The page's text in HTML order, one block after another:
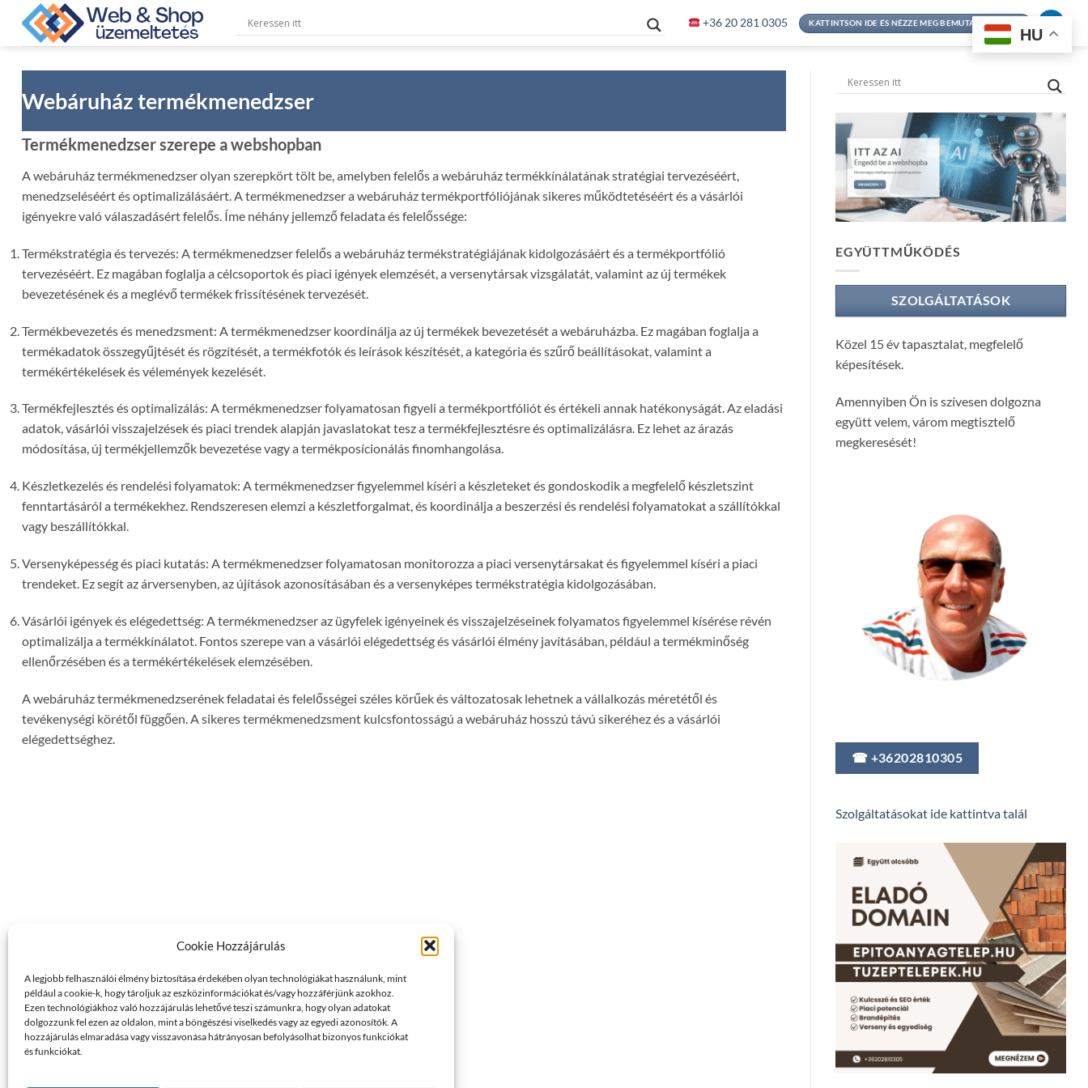
Cookie Hozzájárulás
A legjobb felhasználói élmény biztosítása érdekében olyan technológiákat használunk, mint
például a cookie-k, hogy tároljuk az eszközinformációkat és/vagy hozzáférjünk azokhoz.
Ezen technológiákhoz való hozzájárulás lehetővé teszi számunkra, hogy olyan adatokat
dolgozzunk fel ezen az oldalon, mint a böngészési viselkedés vagy az egyedi azonosítók. A
hozzájárulás elmaradása vagy visszavonása hátrányosan befolyásolhat bizonyos funkciókat
és funkciókat.
content
+36 20 281 0305 KATTINTSON IDE ÉS NÉZZE MEG BEMUTATKOZÁSOM
Webáruház termékmenedzser
Termékmenedzser szerepe a webshopban
A webáruház termékmenedzser olyan szerepkört tölt be, amelyben felelős a webáruház termékkínálatának stratégiai tervezéséért,
menedzseléséért és optimalizálásáért. A termékmenedzser a webáruház termékportfóliójának sikeres működtetéséért és a vásárlói
igényekre való válaszadásért felelős. Íme néhány jellemző feladata és felelőssége:
Termékstratégia és tervezés: A termékmenedzser felelős a webáruház termékstratégiájának kidolgozásáért és a termékportfólió
tervezéséért. Ez magában foglalja a célcsoportok és piaci igények elemzését, a versenytársak vizsgálatát, valamint az új termékek
bevezetésének és a meglévő termékek frissítésének tervezését.
Termékbevezetés és menedzsment: A termékmenedzser koordinálja az új termékek bevezetését a webáruházba. Ez magában foglalja a
termékadatok összegyűjtését és rögzítését, a termékfotók és leírások készítését, a kategória és szűrő beállításokat, valamint a
termékértékelések és vélemények kezelését.
Termékfejlesztés és optimalizálás: A termékmenedzser folyamatosan figyeli a termékportfóliót és értékeli annak hatékonyságát. Az eladási
adatok, vásárlói visszajelzések és piaci trendek alapján javaslatokat tesz a termékfejlesztésre és optimalizálásra. Ez lehet az árazás
módosítása, új termékjellemzők bevezetése vagy a termékposícionálás finomhangolása.
Készletkezelés és rendelési folyamatok: A termékmenedzser figyelemmel kíséri a készleteket és gondoskodik a megfelelő készletszint
fenntartásáról a termékekhez. Rendszeresen elemzi a készletforgalmat, és koordinálja a beszerzési és rendelési folyamatokat a szállítókkal
vagy beszállítókkal.
Versenyképesség és piaci kutatás: A termékmenedzser folyamatosan monitorozza a piaci versenytársakat és figyelemmel kíséri a piaci
trendeket. Ez segít az árversenyben, az újítások azonosításában és a versenyképes termékstratégia kidolgozásában.
Vásárlói igények és elégedettség: A termékmenedzser az ügyfelek igényeinek és visszajelzéseinek folyamatos figyelemmel kísérése révén
optimalizálja a termékkínálatot. Fontos szerepe van a vásárlói elégedettség és vásárlói élmény javításában, például a termékminőség
ellenőrzésében és a termékértékelések elemzésében.
A webáruház termékmenedzserének feladatai és felelősségei széles körűek és változatosak lehetnek a vállalkozás méretétől és
tevékenységi körétől függően. A sikeres termékmenedzsment kulcsfontosságú a webáruház hosszú távú sikeréhez és a vásárlói
elégedettséghez.
EGYÜTTMŰKÖDÉS
SZOLGÁLTATÁSOK
Közel 15 év tapasztalat, megfelelő
képesítések.
Amennyiben Ön is szívesen dolgozna
együtt velem, várom megtisztelő
megkeresését!
☎ +36202810305
Szolgáltatásokat ide kattintva talál
HU